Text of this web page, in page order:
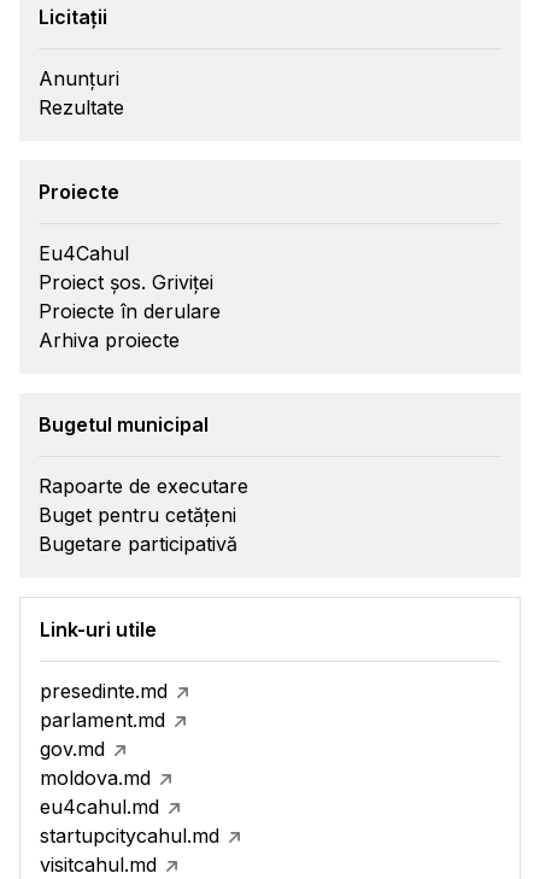
Licitații
Anunțuri
Rezultate
Proiecte
Eu4Cahul
Proiect șos. Griviței
Proiecte în derulare
Arhiva proiecte
Bugetul municipal
Rapoarte de executare
Buget pentru cetățeni
Bugetare participativă
Link-uri utile
presedinte.md
parlament.md
gov.md
moldova.md
eu4cahul.md
startupcitycahul.md
visitcahul.md